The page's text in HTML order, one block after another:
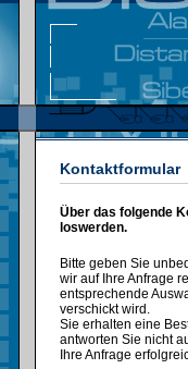
Kontaktformular
Über das folgende
loswerden.
Bitte geben Sie
wir auf Ihre Anfrage
entsprechende
verschickt wird.
Sie erhalten eine
antworten Sie nicht
Ihre Anfrage